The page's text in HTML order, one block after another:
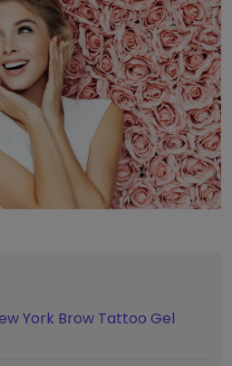
York Brow Tattoo Gel